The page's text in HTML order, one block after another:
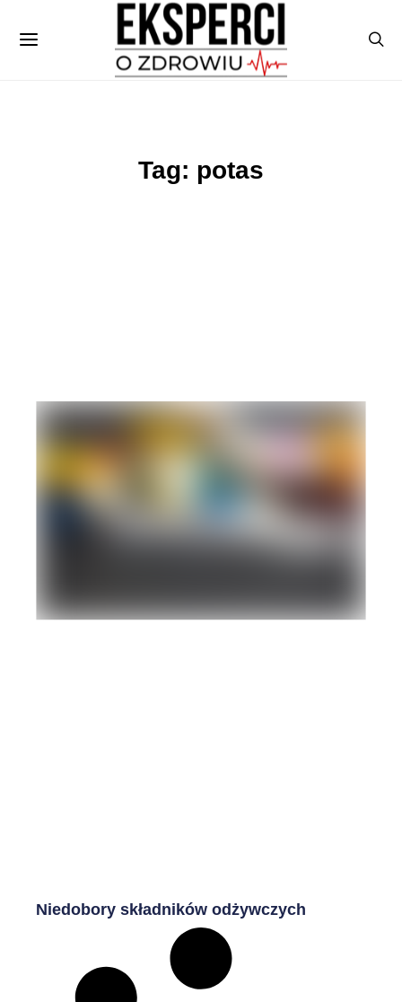
Tag: potas
Niedobory składników odżywczych